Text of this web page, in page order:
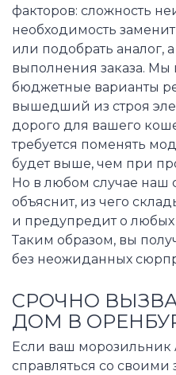
факторов: сложность
необходимость
или подобрать аналог,
выполнения заказа. Мы
бюджетные варианты
вышедший из строя
дорого для вашего
требуется поменять
будет выше, чем при
Но в любом случае наш
объяснит, из чего
и предупредит о любых
Таким образом, вы
без неожиданных
СРОЧНО
ДОМ В
Если ваш морозильник
справляться со своими